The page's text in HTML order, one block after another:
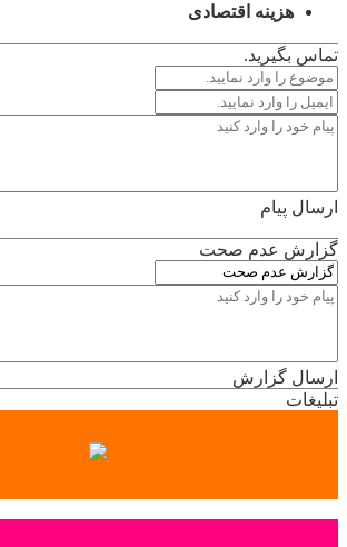
هزینه اقتصادی
تماس بگیرید.
ارسال پیام
گزارش عدم صحت
ارسال گزارش
تبلیغات